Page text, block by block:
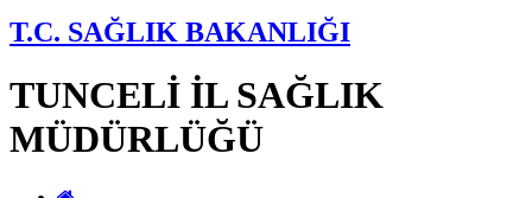
T.C. SAĞLIK BAKANLIĞI
TUNCELİ İL SAĞLIK
MÜDÜRLÜĞÜ